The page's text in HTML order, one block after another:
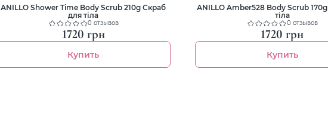
АNILLO Shower Time Body Scrub 210g Скраб
для тіла
0 отзывов
1720 грн
Купить
АNILLO Amber528 Body Scrub 170g Скраб для
тіла
0 отзывов
1720 грн
Купить